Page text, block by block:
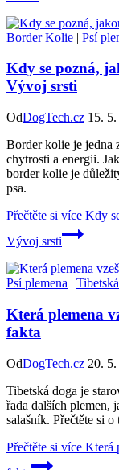
Border Kolie | Psí
Kdy se pozná,
Vývoj srsti
OdDogTech.cz 15.
Border kolie je jedna
chytrosti a energii.
border kolie je
psa.
Přečtěte si více Kdy
Vývoj srsti
Psí plemena |
Která plemena
fakta
OdDogTech.cz 20.
Tibetská doga je
řada dalších plemen,
salašník. Přečtěte si
Přečtěte si více Která